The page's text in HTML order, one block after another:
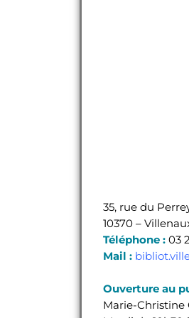
35, rue du
10370 –
Téléphone : 03
Mail :
Ouverture au
Marie-Christine